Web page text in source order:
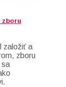
zboru
založiť a
zboru
sa